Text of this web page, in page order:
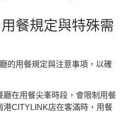
餐規定與特殊需
的用餐規定與注意事項，以確
廳在用餐尖峯時段，會限制用餐
港CITYLINK店在客滿時，用餐